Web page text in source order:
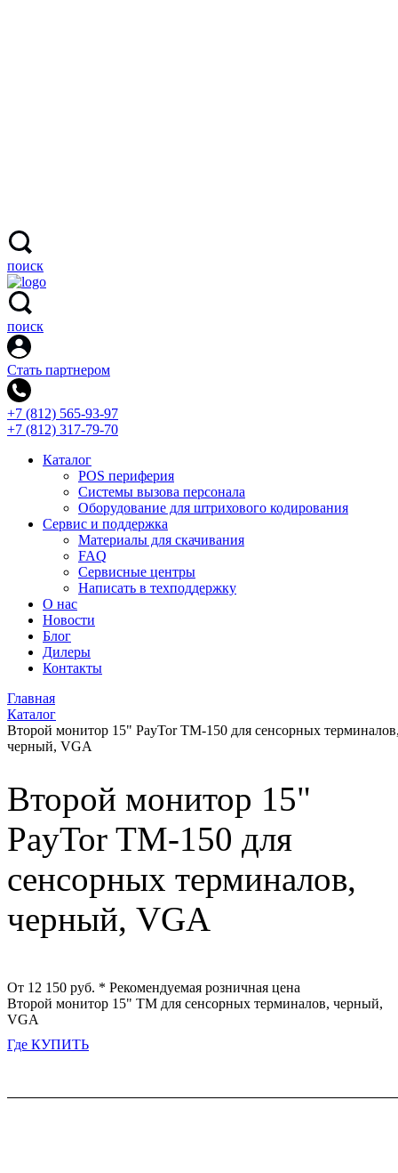
поиск
поиск
Стать партнером
+7 (812) 565-93-97
+7 (812) 317-79-70
Каталог
POS периферия
Системы вызова персонала
Оборудование для штрихового кодирования
Сервис и поддержка
Материалы для скачивания
FAQ
Сервисные центры
Написать в техподдержку
О нас
Новости
Блог
Дилеры
Контакты
Главная
Каталог
Второй монитор 15" PayTor TM-150 для сенсорных
черный, VGA
Второй монитор 15"
PayTor TM-150 для
сенсорных терминалов,
черный, VGA
От 12 150 руб. * Рекомендуемая розничная цена
Второй монитор 15" TM для сенсорных терминалов, черный,
VGA
Где КУПИТЬ